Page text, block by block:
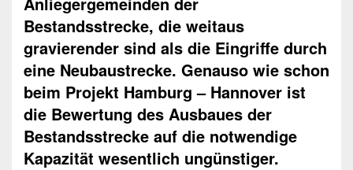
Bestandsstrecke, die weitaus
gravierender sind als die Eingriffe durch
eine Neubaustrecke. Genauso wie schon
beim Projekt Hamburg – Hannover ist
die Bewertung des Ausbaues der
Bestandsstrecke auf die notwendige
Kapazität wesentlich ungünstiger.